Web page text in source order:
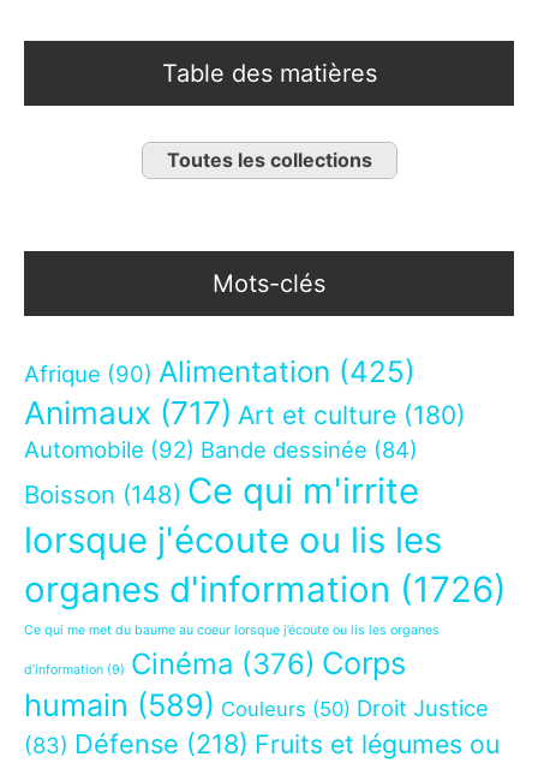
Table des matières
Toutes les collections
Mots-clés
Afrique (90) Alimentation (425)
Animaux (717) Art et culture (180)
Automobile (92) Bande dessinée (84)
Boisson (148) Ce qui m'irrite
lorsque j'écoute ou lis les
organes d'information (1726)
Ce qui me met du baume au coeur lorsque j’écoute ou lis les organes
d’information (9) Cinéma (376) Corps
humain (589) Couleurs (50) Droit Justice
(83) Défense (218) Fruits et légumes ou